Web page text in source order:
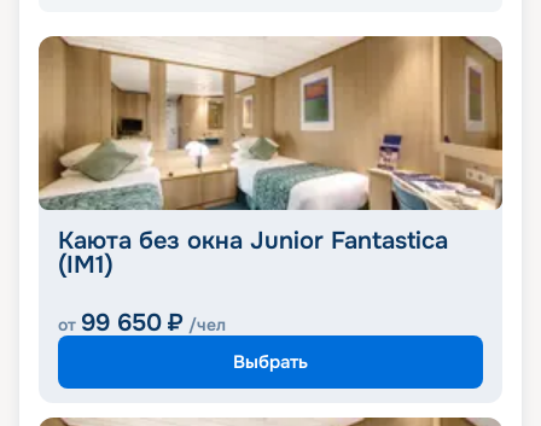
Каюта без окна Junior Fantastica
(IM1)
от 99 650 ₽ /чел
Выбрать